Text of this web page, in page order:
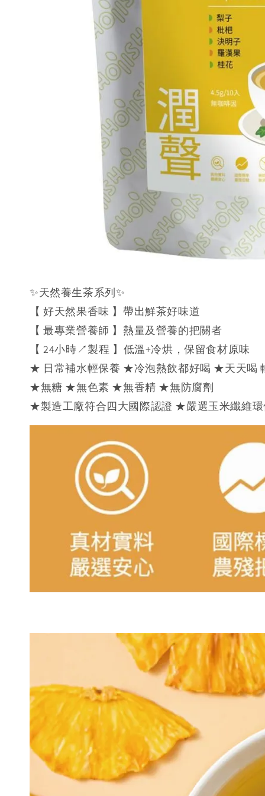
✨天然養生茶系列✨
【 好天然果香味 】帶出鮮茶好味道
【 最專業營養師 】熱量及營養的把關者
【 24小時↗製程 】低溫+冷烘，保留食材原味
★ 日常補水輕保養 ★冷泡熱飲都好喝 ★天天喝
★無糖 ★無色素 ★無香精 ★無防腐劑
★製造工廠符合四大國際認證 ★嚴選玉米纖維